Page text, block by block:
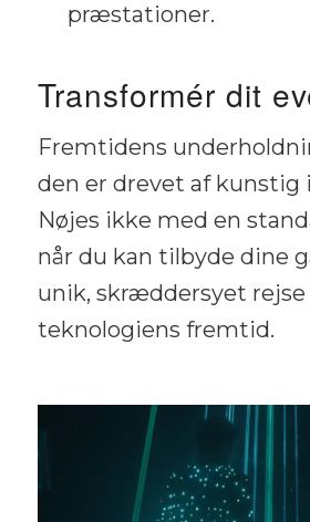
præstationer.
Transformér dit
Fremtidens
den er drevet af kunstig
Nøjes ikke med en
når du kan tilbyde dine
unik, skræddersyet rejse
teknologiens fremtid.